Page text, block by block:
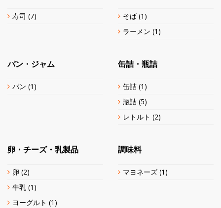
寿司 (7) そば(1)
ラーメン (1)
パン・ジャム
パン (1)
缶詰・瓶詰
缶詰 (1)
瓶詰 (5)
レトルト (2)
卵・チーズ・乳製品
卵 (2)
牛乳 (1)
ヨーグルト (1)
調味料
マヨネーズ (1)